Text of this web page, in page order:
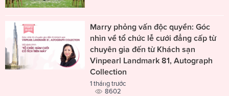
Marry phỏng vấn độc quyền: Góc
nhìn về tổ chức lễ cưới đẳng cấp từ
chuyên gia đến từ Khách sạn
Vinpearl Landmark 81, Autograph
Collection
1 tháng trước
8602